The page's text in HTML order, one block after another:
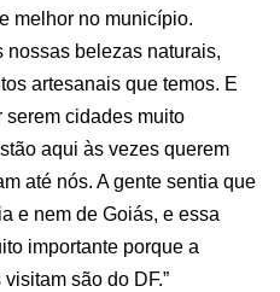
melhor no município.
nossas belezas naturais,
artesanais que temos. E
serem cidades muito
aqui às vezes querem
até nós. A gente sentia que
e nem de Goiás, e essa
importante porque a
são do DF.”